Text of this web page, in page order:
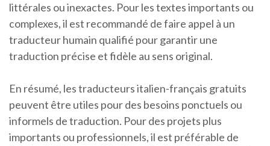
littérales ou inexactes. Pour les textes importants ou
complexes, il est recommandé de faire appel à un
traducteur humain qualifié pour garantir une
traduction précise et fidèle au sens original.
En résumé, les traducteurs italien-français gratuits
peuvent être utiles pour des besoins ponctuels ou
informels de traduction. Pour des projets plus
importants ou professionnels, il est préférable de